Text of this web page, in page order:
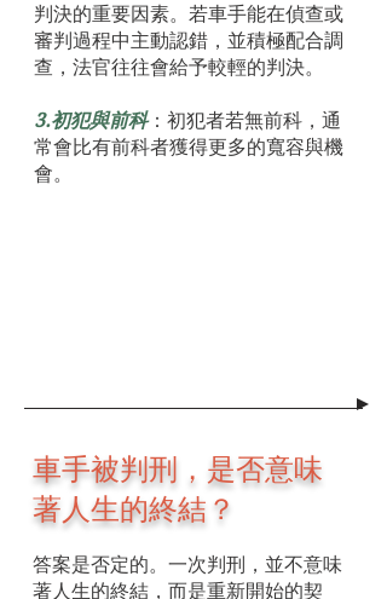
判決的重要因素。若車手能在偵查或
審判過程中主動認錯，並積極配合調
查，法官往往會給予較輕的判決。
3.初犯與前科：初犯者若無前科，通
常會比有前科者獲得更多的寬容與機
會。
車手被判刑，是否意味
著人生的終結？
答案是否定的。一次判刑，並不意味
著人生的終結，而是重新開始的契